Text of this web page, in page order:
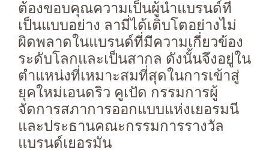
ต้องขอบคุณความเป็นผู้นำแบรนด์ที่
เป็นแบบอย่าง ลามี่ได้เติบโตอย่างไม่
ผิดพลาดในแบรนด์ที่มีความเกี่ยวข้อง
ระดับโลกและเป็นสากล ดังนั้นจึงอยู่ใน
ตำแหน่งที่เหมาะสมที่สุดในการเข้าสู่
ยุคใหม่เอนดริว คูเปัด กรรมการผู้
จัดการสภาการออกแบบแห่งเยอรมนี
และประธานคณะกรรมการรางวัล
แบรนด์เยอรมัน